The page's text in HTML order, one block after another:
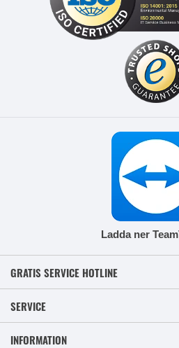
Ladda ner
GRATIS SERVICE HOTLINE
SERVICE
INFORMATION